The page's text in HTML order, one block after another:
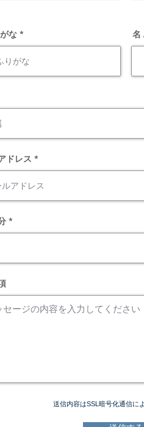
な * 名
ドレス *
*
送信内容はSSL暗号化通信に